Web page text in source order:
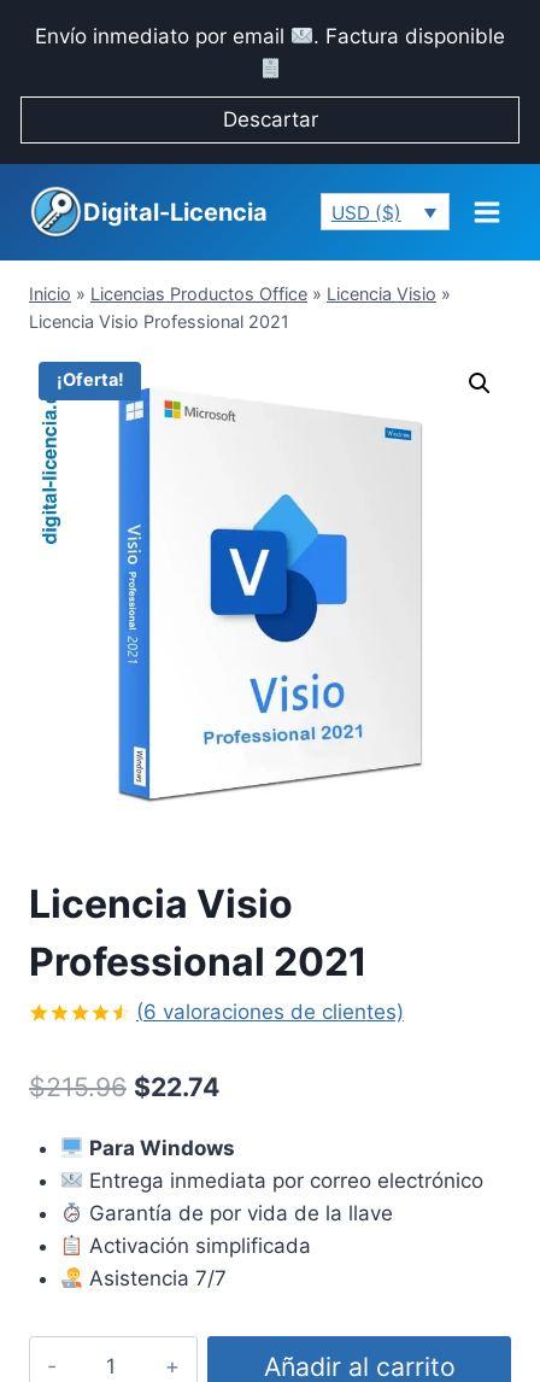
Envío inmediato por email . Factura disponible
Descartar
Digital-Licencia USD ($)
Inicio » Licencias Productos Office » Licencia Visio »
Licencia Visio Professional 2021
¡Oferta!
Licencia Visio
Professional 2021
de 5 en
base a
de
(6 valoraciones de clientes)
$215.96 El
original
era:
$215.96.
$22.74El
actual
es:
$22.74.
Para Windows
Entrega inmediata por correo electrónico
Garantía de por vida de la llave
Activación simplificada
Asistencia 7/7
Añadir al carrito